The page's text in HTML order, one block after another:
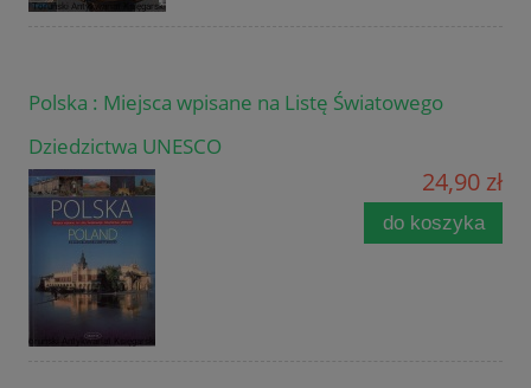
Polska : Miejsca wpisane na Listę Światowego
Dziedzictwa UNESCO
24,90 zł
do koszyka